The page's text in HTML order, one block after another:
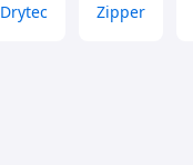
Drytec Zipper